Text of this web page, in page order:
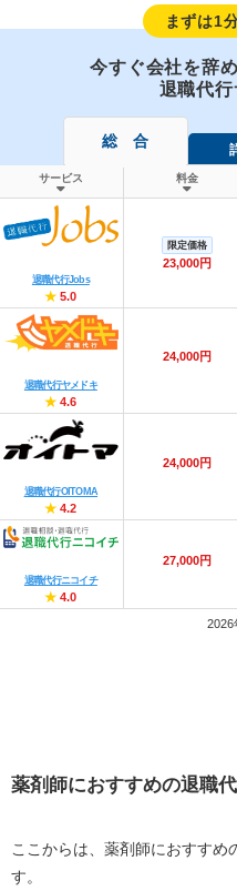
まずは1
今すぐ会社を辞
退職代
総 合
サービス 料金
退職代行Jobs
★ 5.0
限定価格
23,000円
退職代行ヤメドキ
★ 4.6
24,000円
退職代行OITOMA
★ 4.2
24,000円
退職代行ニコイチ
★ 4.0
27,000円
2026
薬剤師におすすめの退職
ここからは、薬剤師におすすめ
す。